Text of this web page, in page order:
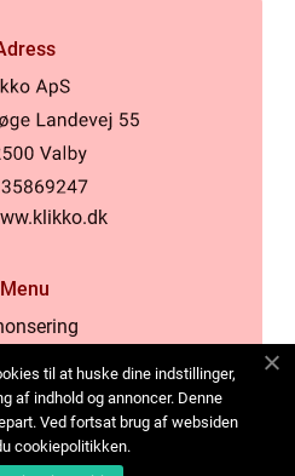
Menu
oss
til at huske dine indstillinger,
af indhold og annoncer. Denne
Ved fortsat brug af websiden
cookiepolitikken.